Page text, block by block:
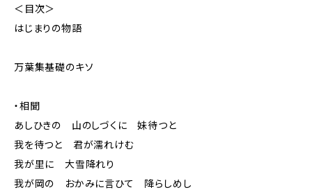
＜目次＞
はじまりの物語
万葉集基礎のキソ
・相聞
あしひきの 山のしづくに 妹待つと
我を待つと 君が濡れけむ
我が里に 大雪降れり
我が岡の おかみに言ひて 降らしめし